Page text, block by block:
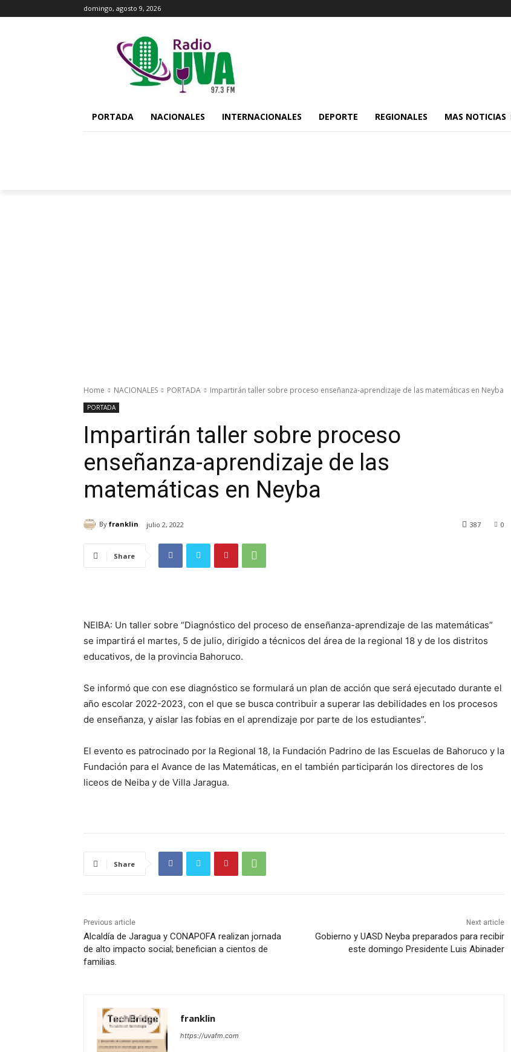
domingo, agosto 9, 2026
PORTADA NACIONALES INTERNACIONALES DEPORTE REGIONALES MAS NOTICIAS
Home NACIONALES PORTADA Impartirán taller sobre proceso enseñanza-aprendizaje de las matemáticas en Neyba
PORTADA
Impartirán taller sobre proceso
enseñanza-aprendizaje de las
matemáticas en Neyba
By franklin julio 2, 2022 0
387
Share
NEIBA: Un taller sobre “Diagnóstico del proceso de enseñanza-aprendizaje de las matemáticas”
se impartirá el martes, 5 de julio, dirigido a técnicos del área de la regional 18 y de los distritos
educativos, de la provincia Bahoruco.
Se informó que con ese diagnóstico se formulará un plan de acción que será ejecutado durante el
año escolar 2022-2023, con el que se busca contribuir a superar las debilidades en los procesos
de enseñanza, y aislar las fobias en el aprendizaje por parte de los estudiantes”.
El evento es patrocinado por la Regional 18, la Fundación Padrino de las Escuelas de Bahoruco y la
Fundación para el Avance de las Matemáticas, en el también participarán los directores de los
liceos de Neiba y de Villa Jaragua.
Share
Previous article
Alcaldía de Jaragua y CONAPOFA realizan jornada
de alto impacto social; benefician a cientos de
familias.
Next article
Gobierno y UASD Neyba preparados para recibir
este domingo Presidente Luis Abinader
franklin
https://uvafm.com